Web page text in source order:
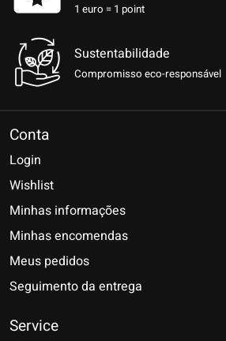
1 euro = 1 point
Sustentabilidade
Compromisso eco-responsável
Conta
Login
Wishlist
Minhas informações
Minhas encomendas
Meus pedidos
Seguimento da entrega
Service